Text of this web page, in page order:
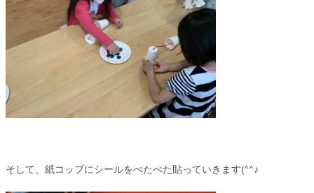
そして、紙コップにシールをぺたぺた貼っていきます(^^♪